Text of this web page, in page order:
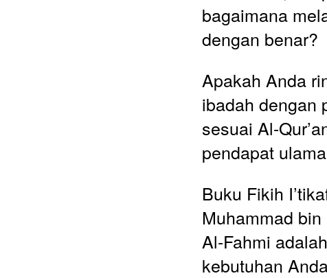
bagaimana
dengan benar?
Apakah Anda
ibadah dengan
sesuai Al-
pendapat
Buku Fikih
Muhammad
Al-Fahmi
kebutuhan